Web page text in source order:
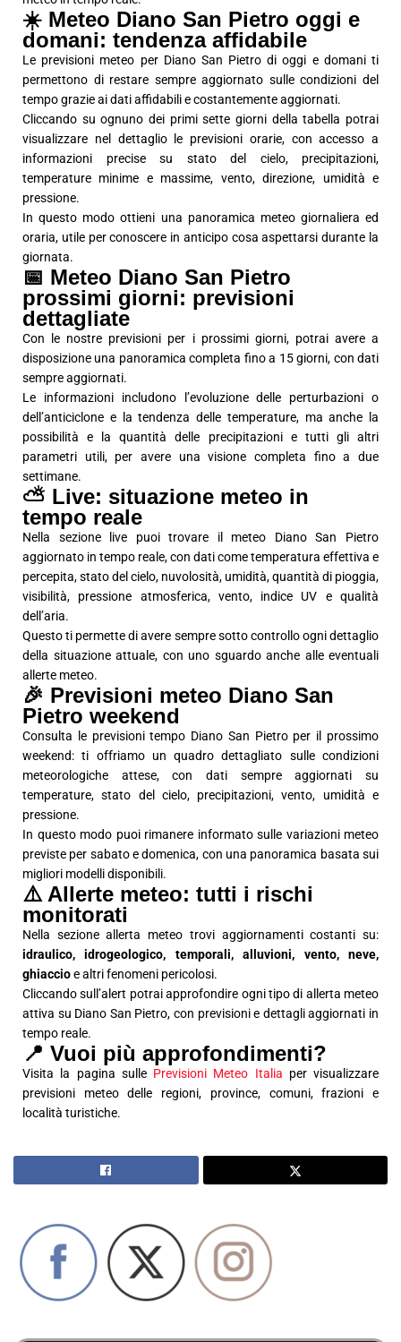
☀️ Meteo Diano San Pietro oggi e
domani: tendenza affidabile
Le previsioni meteo per Diano San Pietro di oggi e domani ti
permettono di restare sempre aggiornato sulle condizioni del
tempo grazie ai dati affidabili e costantemente aggiornati.
Cliccando su ognuno dei primi sette giorni della tabella potrai
visualizzare nel dettaglio le previsioni orarie, con accesso a
informazioni precise su stato del cielo, precipitazioni,
temperature minime e massime, vento, direzione, umidità e
pressione.
In questo modo ottieni una panoramica meteo giornaliera ed
oraria, utile per conoscere in anticipo cosa aspettarsi durante la
giornata.
📅 Meteo Diano San Pietro
prossimi giorni: previsioni
dettagliate
Con le nostre previsioni per i prossimi giorni, potrai avere a
disposizione una panoramica completa fino a 15 giorni, con dati
sempre aggiornati.
Le informazioni includono l’evoluzione delle perturbazioni o
dell’anticiclone e la tendenza delle temperature, ma anche la
possibilità e la quantità delle precipitazioni e tutti gli altri
parametri utili, per avere una visione completa fino a due
settimane.
⛅ Live: situazione meteo in
tempo reale
Nella sezione live puoi trovare il meteo Diano San Pietro
aggiornato in tempo reale, con dati come temperatura effettiva e
percepita, stato del cielo, nuvolosità, umidità, quantità di pioggia,
visibilità, pressione atmosferica, vento, indice UV e qualità
dell’aria.
Questo ti permette di avere sempre sotto controllo ogni dettaglio
della situazione attuale, con uno sguardo anche alle eventuali
allerte meteo.
🎉 Previsioni meteo Diano San
Pietro weekend
Consulta le previsioni tempo Diano San Pietro per il prossimo
weekend: ti offriamo un quadro dettagliato sulle condizioni
meteorologiche attese, con dati sempre aggiornati su
temperature, stato del cielo, precipitazioni, vento, umidità e
pressione.
In questo modo puoi rimanere informato sulle variazioni meteo
previste per sabato e domenica, con una panoramica basata sui
migliori modelli disponibili.
⚠️ Allerte meteo: tutti i rischi
monitorati
Nella sezione allerta meteo trovi aggiornamenti costanti su:
idraulico, idrogeologico, temporali, alluvioni, vento, neve,
ghiaccioe altri fenomeni pericolosi.
Cliccando sull’alert potrai approfondire ogni tipo di allerta meteo
attiva su Diano San Pietro, con previsioni e dettagli aggiornati in
tempo reale.
📍 Vuoi più approfondimenti?
Visita la pagina sulle Previsioni Meteo Italia per visualizzare
previsioni meteo delle regioni, province, comuni, frazioni e
località turistiche.